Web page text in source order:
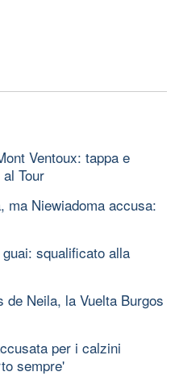
Ventoux: tappa e
Tour
ma Niewiadoma accusa:
squalificato alla
de Neila, la Vuelta Burgos
per i calzini
sempre'